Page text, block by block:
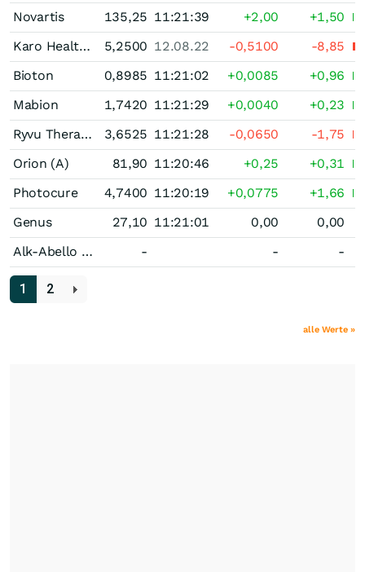
Novartis
135,25 11:21:39 +2,00
+1,50
Karo Healthcare
5,2500 12.08.22 -0,5100
-8,85
Bioton
0,8985 11:21:02 +0,0085
+0,96
Mabion
1,7420 11:21:29 +0,0040
+0,23
Ryvu Therapeutics Spolka Akcyjna
3,6525 11:21:28 -0,0650
-1,75
Orion (A)
81,90 11:20:46 +0,25
+0,31
Photocure
4,7400 11:20:19 +0,0775
+1,66
Genus
27,10 11:21:01 0,00
0,00
Alk-Abello (B)
- - -
1 2
alle Werte »